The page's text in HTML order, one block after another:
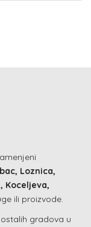
Loznica,
Koceljeva,
ili proizvode.
gradova u